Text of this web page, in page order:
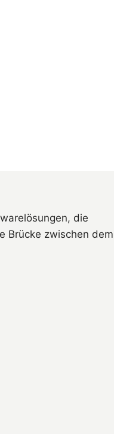
die
Brücke zwischen dem